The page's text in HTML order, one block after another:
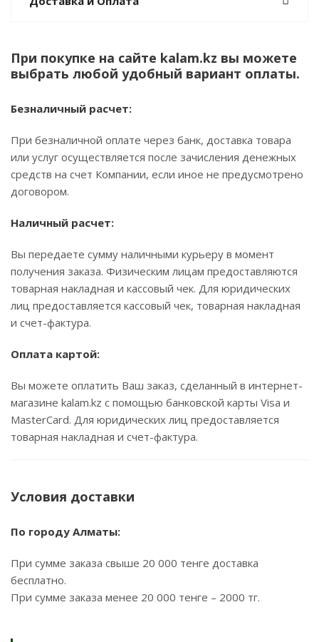
При покупке на сайте kalam.kz вы можете
выбрать любой удобный вариант оплаты.
Безналичный расчет:
При безналичной оплате через банк, доставка товара
или услуг осуществляется после зачисления денежных
средств на счет Компании, если иное не предусмотрено
договором.
Наличный расчет:
Вы передаете сумму наличными курьеру в момент
получения заказа. Физическим лицам предоставляются
товарная накладная и кассовый чек. Для юридических
лиц предоставляется кассовый чек, товарная накладная
и счет-фактура.
Оплата картой:
Вы можете оплатить Ваш заказ, сделанный в интернет-
магазине kalam.kz с помощью банковской карты Visa и
MasterCard. Для юридических лиц предоставляется
товарная накладная и счет-фактура.
Условия доставки
По городу Алматы:
При сумме заказа свыше 20 000 тенге доставка
бесплатно.
При сумме заказа менее 20 000 тенге – 2000 тг.